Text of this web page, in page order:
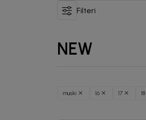
Filteri
NEW
muski 16 17 18